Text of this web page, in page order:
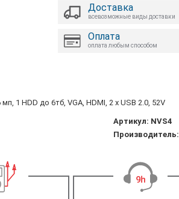
Доставка
всевозможные виды доставки
Оплата
оплата любым способом
1 HDD до 6тб, VGA, HDMI, 2 x USB 2.0, 52V
Артикул: NVS4
Производитель: